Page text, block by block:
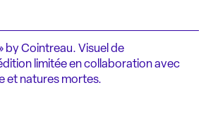
by Cointreau. Visuel de
limitée en collaboration avec
et natures mortes.